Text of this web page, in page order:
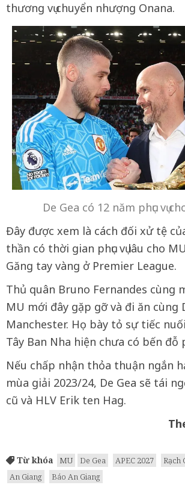
thương vụ chuyển nhượng Onana.
De Gea có 12 năm phục vụ
Đây được xem là cách đối xử tệ
thần có thời gian phục vụ lâu cho
Găng tay vàng ở Premier League.
Thủ quân Bruno Fernandes cùng
MU mới đây gặp gỡ và đi ăn cùng
Manchester. Họ bày tỏ sự tiếc
Tây Ban Nha hiện chưa có bến đỗ
Nếu chấp nhận thỏa thuận ngắn
mùa giải 2023/24, De Gea sẽ tái
cũ và HLV Erik ten Hag.
Từ khóa MU De Gea APEC 2027 Rạch
An Giang
Báo An Giang